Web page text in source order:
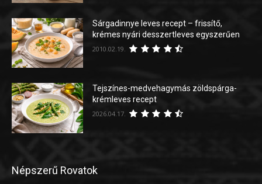
Sárgadinnye leves recept – frissítő,
krémes nyári desszertleves egyszerűen
2010.02.19.
Tejszínes-medvehagymás zöldspárga-
krémleves recept
2026.04.17.
Népszerű Rovatok